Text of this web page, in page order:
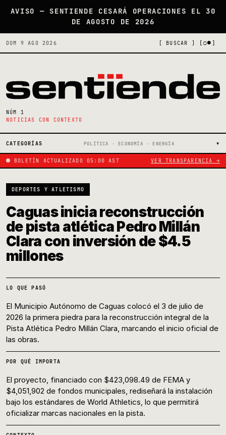
AVISO — SENTIENDE CESARÁ OPERACIONES EL 30
DE AGOSTO DE 2026
DOM 9 AGO 2026 [ BUSCAR ] [○●]
NÚM 1
NOTICIAS CON CONTEXTO
CATEGORÍAS POLÍTICA · ECONOMÍA · ENERGÍA
BOLETÍN ACTUALIZADO 05:00 AST VER TRANSPARENCIA →
DEPORTES Y ATLETISMO
Caguas inicia reconstrucción
de pista atlética Pedro Millán
Clara con inversión de $4.5
millones
LO QUE PASÓ
El Municipio Autónomo de Caguas colocó el 3 de julio de
2026 la primera piedra para la reconstrucción integral de la
Pista Atlética Pedro Millán Clara, marcando el inicio oficial de
las obras.
POR QUÉ IMPORTA
El proyecto, financiado con $423,098.49 de FEMA y
$4,051,902 de fondos municipales, rediseñará la instalación
bajo los estándares de World Athletics, lo que permitirá
oficializar marcas nacionales en la pista.